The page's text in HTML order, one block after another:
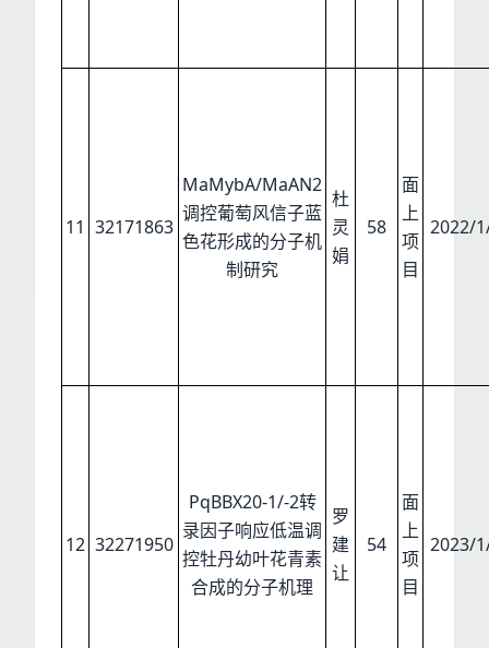
11 32171863
MaMybA/MaAN2
调控葡萄风信子蓝
色花形成的分子机
制研究
杜
灵
娟
58
面
上
项
目
2022/
12 32271950
PqBBX20-1/-2转
录因子响应低温调
控牡丹幼叶花青素
合成的分子机理
罗
建
让
54
面
上
项
目
2023/